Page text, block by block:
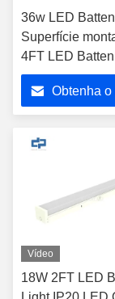
36w LED
Superfície
4FT LED
SMD2835
Obtenha o
Vídeo
18W 2FT LED